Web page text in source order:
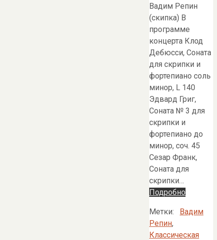
Вадим Репин
(скипка) В
программе
концерта Клод
Дебюсси, Соната
для скрипки и
фортепиано соль
минор, L 140
Эдвард Григ,
Соната № 3 для
скрипки и
фортепиано до
минор, соч. 45
Сезар Франк,
Соната для
скрипки…
Подробно
Метки:
Вадим
Репин,
Классическая